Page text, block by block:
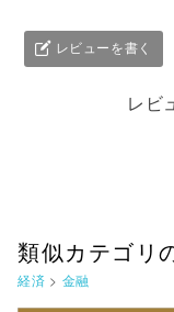
レビューを書く
レビ
類似カテゴリ
経済 > 金融